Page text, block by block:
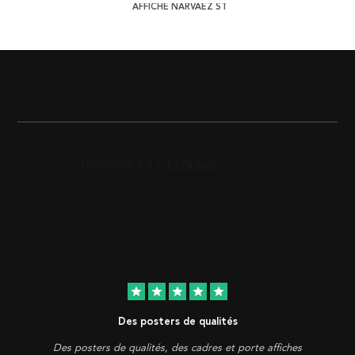
AFFICHE NARVAEZ ST
star star star star star
Des posters de qualités
Des posters de qualités, des cadres et porte affiches